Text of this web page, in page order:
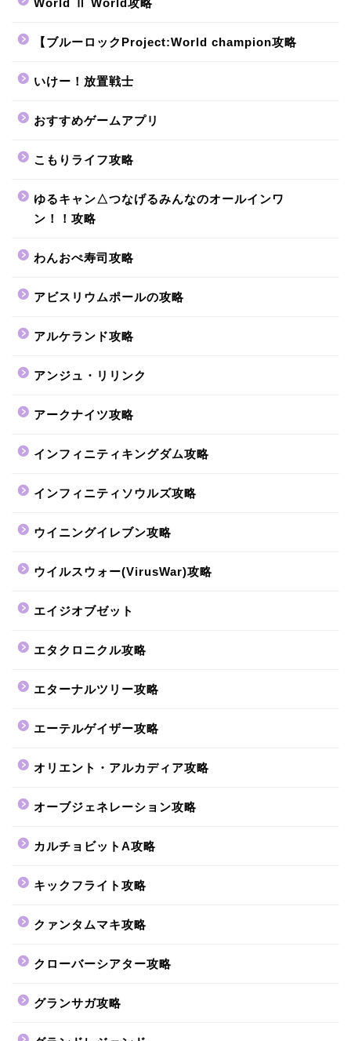
【ブルーロックProject:World champion攻略
いけー！放置戦士
おすすめゲームアプリ
こもりライフ攻略
ゆるキャン△つなげるみんなのオールインワ
ン！！攻略
わんおぺ寿司攻略
アビスリウムポールの攻略
アルケランド攻略
アンジュ・リリンク
アークナイツ攻略
インフィニティキングダム攻略
インフィニティソウルズ攻略
ウイニングイレブン攻略
ウイルスウォー(VirusWar)攻略
エイジオブゼット
エタクロニクル攻略
エターナルツリー攻略
エーテルゲイザー攻略
オリエント・アルカディア攻略
オーブジェネレーション攻略
カルチョビットA攻略
キックフライト攻略
クァンタムマキ攻略
クローバーシアター攻略
グランサガ攻略